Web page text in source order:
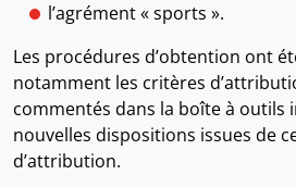
l’agrément « sports ».
Les procédures d’obtention ont
notamment les critères
commentés dans la boîte à outils
nouvelles dispositions issues de
d’attribution.